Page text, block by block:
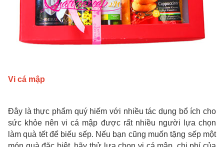
Vi cá mập
Đây là thực phẩm quý hiếm với nhiều tác dụng bổ ích cho
sức khỏe nên vi cá mập được rất nhiều người lựa chọn
làm quà tết để biếu sếp. Nếu bạn cũng muốn tặng sếp một